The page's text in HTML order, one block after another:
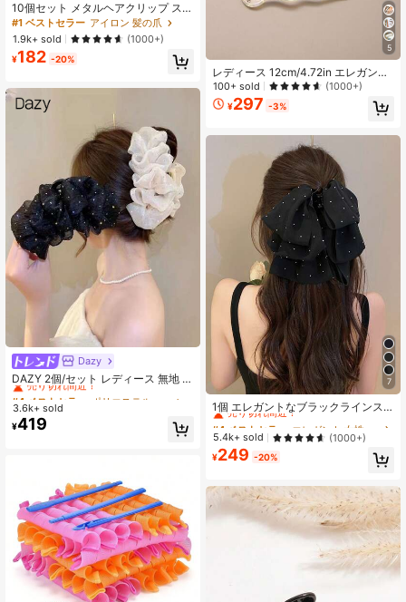
10個セット メタルヘアクリップ スタ
イリング、セクショニング、サロ
ン、根元カット、薄毛、DIYヘアアク
セサリー、ルーツボリュームクリッ
プ、前髪クリップ、ヘアスタイリン
グパーティションロケータークリッ
アクセサリー、ヘアツール、ビュー
ティーアクセサリー、カーリーヘア
アクセサリー、ヘア、ヘアアクセサ
リー、秋、旅行、ヘアツール、女性
用アクセサリー、ヘアスタッフ、
秋、ヘアアクセサリー、旅行、ヘア
アクセサリー、女性用ヘアアクセサ
リー、ヘアツール、ヘアスタッフ、
スタッフ、ビューティーアクセサリ
ー、ギフト、旅行、女性へのギフ
ト、ヘアスタッフ、ストッキングス
タッファー エレガントなクローバー
クリップ 夏のアウトフィット
#1 ベストセラー アイロン 髪の爪
1.9k+ sold
(1000+)
¥182 -20%
Dazy
DAZY 2個/セット レディース 無地 光
沢 シアサッカー リボン ヘアクリッ
プ、エレガントなファッション クロ
ークリップ、日常使用に適していま
す(ヘアクロー 13cm-15cm)
#4 ベストセラー
売り切れ間近！
#4 ベストセラー
売り切れ間近！
#4 ベストセラー
売り切れ間近！
#4 ベストセラー
3.6k+ sold
¥419
5
レディース 12cm/4.72in エレガント
ヴィンテージ U字型 アセテート ヘア
スティック、ウェーブ ラインストー
ン ヘアバンホルダー、ミニマリスト
ア、バレンタインデーと結婚式に最
適なヘアアクセサリー
100+ sold (1000+)
¥297 -3%
7
1個 エレガントなブラックラインス
トーン レイヤードリボン ヘアクリッ
プ、大きなキラキラ生地リボン ヘア
アクセサリー レディース、パーティ
ー&デイリーウェアに最適
#4 ベストセラー
売り切れ間近！
#4 ベストセラー
売り切れ間近！
#4 ベストセラー
売り切れ間近！
#4 ベストセラー
エレガント 女性のヘアアクセサリー
5.4k+ sold (1000+)
¥249 -20%